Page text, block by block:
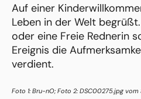
Auf einer
Leben in der Welt
oder eine Freie Rednerin
Ereignis die
verdient.
Foto 1: Bru-nO; Foto 2: DSC00275.jpg vom